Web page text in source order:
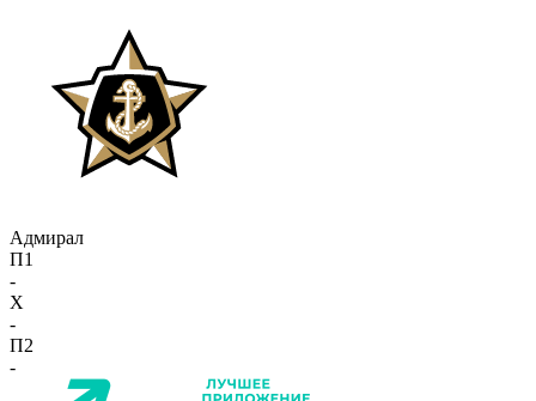
Адмирал
П1
-
X
-
П2
-